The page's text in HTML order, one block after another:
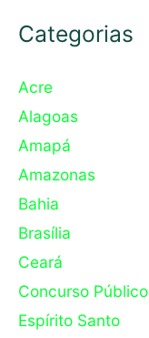
Categorias
Acre
Alagoas
Amapá
Amazonas
Bahia
Brasília
Ceará
Concurso Público
Espírito Santo